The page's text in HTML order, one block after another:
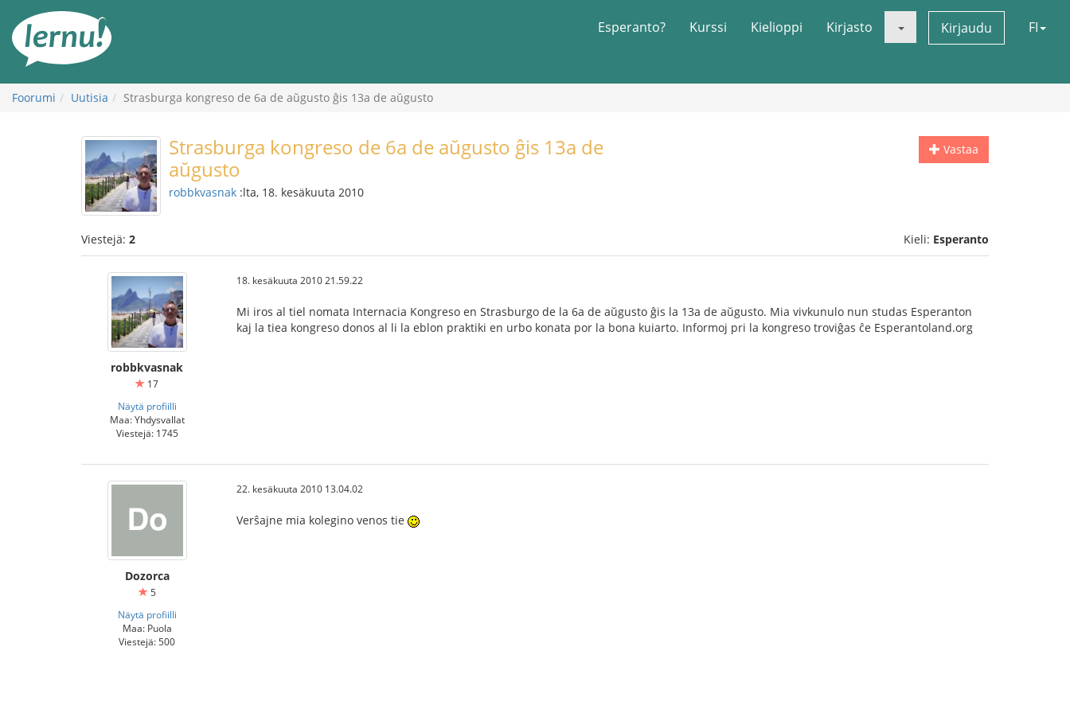
sisältöön
Esperanto? Kurssi Kielioppi Kirjasto Kirjaudu FI
Foorumi Uutisia Strasburga kongreso de 6a de aŭgusto ĝis 13a de aŭgusto
Vastaa
Strasburga kongreso de 6a de aŭgusto ĝis 13a de
aŭgusto
robbkvasnak :lta, 18. kesäkuuta 2010
Viestejä: 2 Kieli: Esperanto
robbkvasnak
17
Näytä profiilli
Maa: Yhdysvallat
Viestejä: 1745
18. kesäkuuta 2010 21.59.22
Mi iros al tiel nomata Internacia Kongreso en Strasburgo de la 6a de aŭgusto ĝis la 13a de aŭgusto. Mia vivkunulo nun studas Esperanton
kaj la tiea kongreso donos al li la eblon praktiki en urbo konata por la bona kuiarto. Informoj pri la kongreso troviĝas ĉe Esperantoland.org
Dozorca
5
Näytä profiilli
Maa: Puola
Viestejä: 500
22. kesäkuuta 2010 13.04.02
Verŝajne mia kolegino venos tie